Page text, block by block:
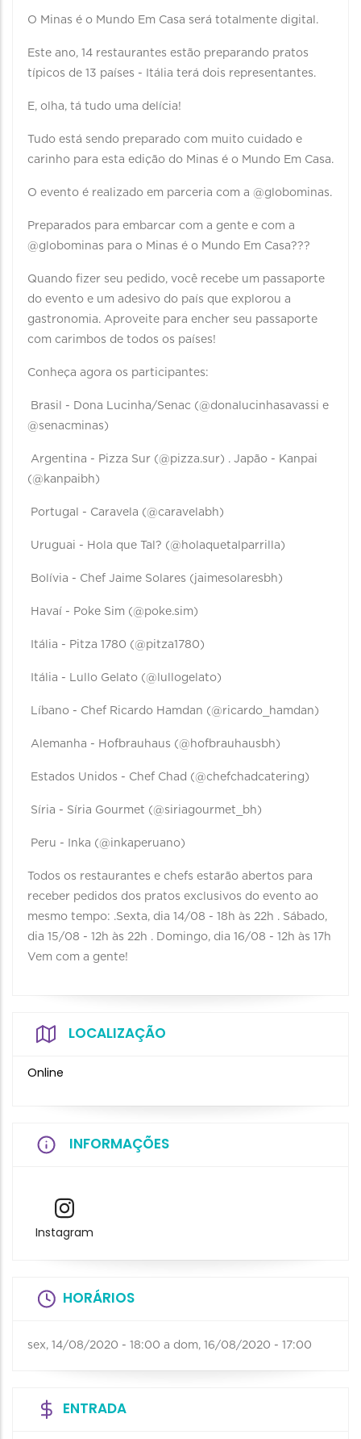
O Minas é o Mundo Em Casa será totalmente digital.
Este ano, 14 restaurantes estão preparando pratos
típicos de 13 países - Itália terá dois representantes.
E, olha, tá tudo uma delícia!
Tudo está sendo preparado com muito cuidado e
carinho para esta edição do Minas é o Mundo Em Casa.
O evento é realizado em parceria com a @globominas.
Preparados para embarcar com a gente e com a
@globominas para o Minas é o Mundo Em Casa???
Quando fizer seu pedido, você recebe um passaporte
do evento e um adesivo do país que explorou a
gastronomia. Aproveite para encher seu passaporte
com carimbos de todos os países!
Conheça agora os participantes:
Brasil - Dona Lucinha/Senac (@donalucinhasavassi e
@senacminas)
Argentina - Pizza Sur (@pizza.sur) . Japão - Kanpai
(@kanpaibh)
Portugal - Caravela (@caravelabh)
Uruguai - Hola que Tal? (@holaquetalparrilla)
Bolívia - Chef Jaime Solares (jaimesolaresbh)
Havaí - Poke Sim (@poke.sim)
Itália - Pitza 1780 (@pitza1780)
Itália - Lullo Gelato (@lullogelato)
Líbano - Chef Ricardo Hamdan (@ricardo_hamdan)
Alemanha - Hofbrauhaus (@hofbrauhausbh)
Estados Unidos - Chef Chad (@chefchadcatering)
Síria - Síria Gourmet (@siriagourmet_bh)
Peru - Inka (@inkaperuano)
Todos os restaurantes e chefs estarão abertos para
receber pedidos dos pratos exclusivos do evento ao
mesmo tempo: .Sexta, dia 14/08 - 18h às 22h . Sábado,
dia 15/08 - 12h às 22h . Domingo, dia 16/08 - 12h às 17h
Vem com a gente!
LOCALIZAÇÃO
Online
INFORMAÇÕES
Instagram
HORÁRIOS
sex, 14/08/2020 - 18:00 a dom, 16/08/2020 - 17:00
ENTRADA